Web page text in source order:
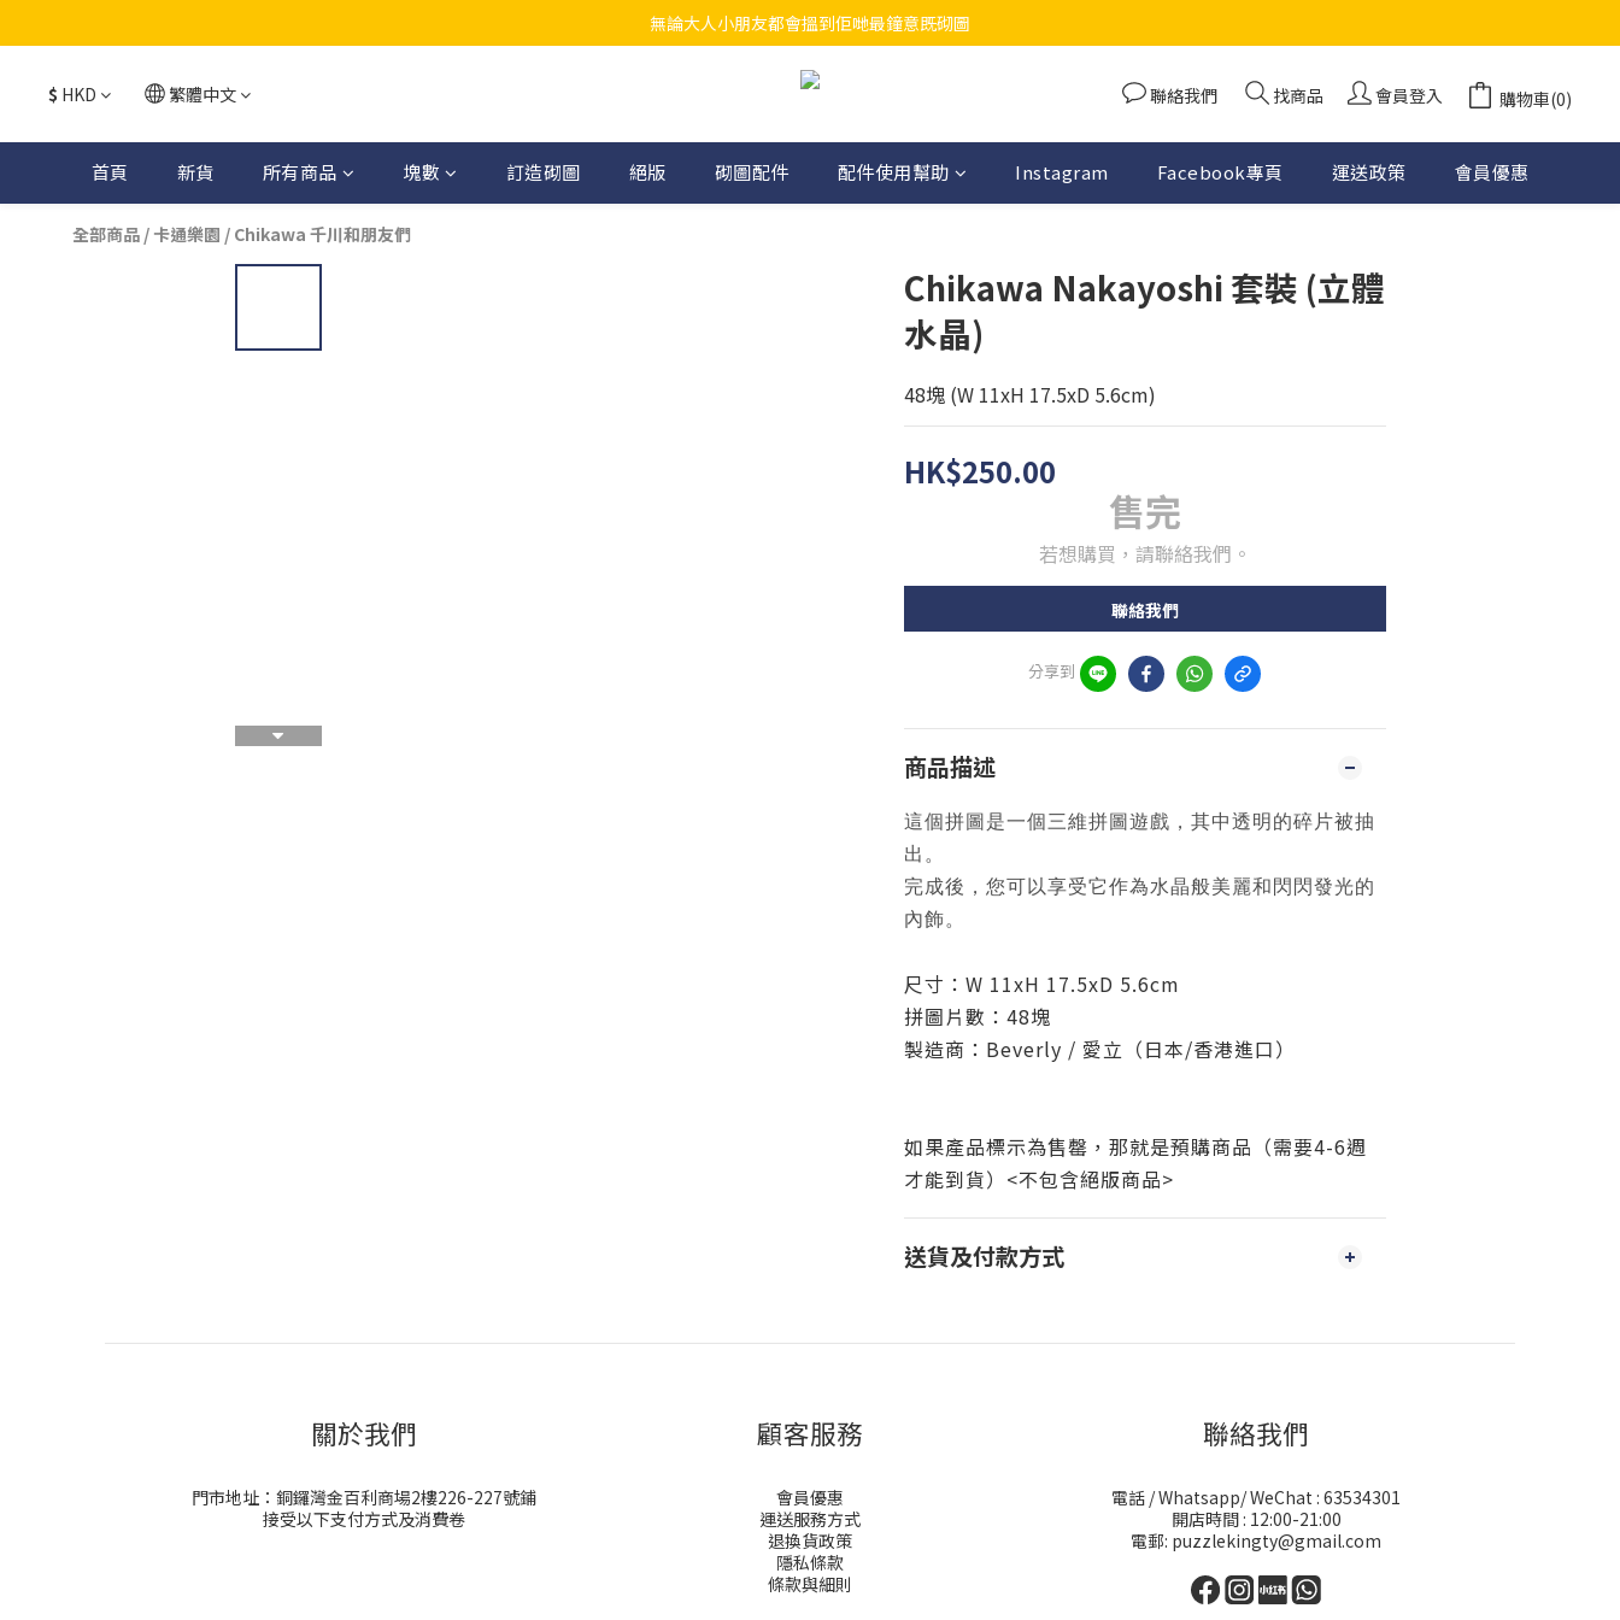
江帆天楊砌圖
無論大人小朋友都會搵到佢哋最鐘意既砌圖
江帆天楊砌圖
$ HKD 繁體中文 聯絡我們 找商品 會員登入 購物車(0)
首頁 新貨 所有商品 塊數 訂造砌圖 絕版 砌圖配件 配件使用幫助 Instagram Facebook專頁 運送政策 會員優惠
全部商品 / 卡通樂園 / Chikawa 千川和朋友們
Chikawa Nakayoshi 套裝 (立體
水晶)
48塊 (W 11xH 17.5xD 5.6cm)
HK$250.00
售完
若想購買，請聯絡我們。
聯絡我們
分享到
商品描述
這個拼圖是一個三維拼圖遊戲，其中透明的碎片被抽
出。
完成後，您可以享受它作為水晶般美麗和閃閃發光的
內飾。
尺寸：W 11xH 17.5xD 5.6cm
拼圖片數：48塊
製造商：Beverly / 愛立 （日本/香港進口）
如果產品標示為售罄，那就是預購商品（需要4-6週
才能到貨）<不包含絕版商品>
送貨及付款方式
關於我們
門市地址：銅鑼灣金百利商場2樓226-227號鋪
接受以下支付方式及消費卷
顧客服務
會員優惠
運送服務方式
退換貨政策
隱私條款
條款與細則
聯絡我們
電話 / Whatsapp/ WeChat : 63534301
開店時間 : 12:00-21:00
電郵: puzzlekingty@gmail.com